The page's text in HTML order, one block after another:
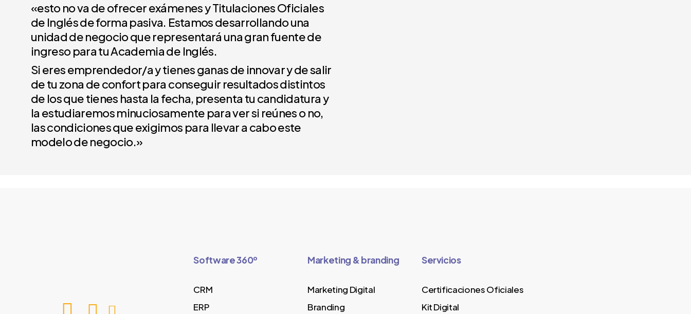
«esto no va de ofrecer exámenes y Titulaciones Oficiales
de Inglés de forma pasiva. Estamos desarrollando una
unidad de negocio que representará una gran fuente de
ingreso para tu Academia de Inglés.
Si eres emprendedor/a y tienes ganas de innovar y de salir
de tu zona de confort para conseguir resultados distintos
de los que tienes hasta la fecha, presenta tu candidatura y
la estudiaremos minuciosamente para ver si reúnes o no,
las condiciones que exigimos para llevar a cabo este
modelo de negocio.»
Software 360º
CRM
ERP
Marketing & branding
Marketing Digital
Branding
Servicios
Certificaciones Oficiales
Kit Digital